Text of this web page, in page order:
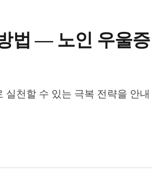
법 — 노인 우울증
천할 수 있는 극복 전략을 안내